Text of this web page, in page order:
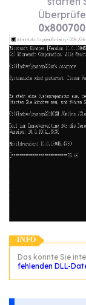
INFO
Das könnte Sie
fehlenden DLL-